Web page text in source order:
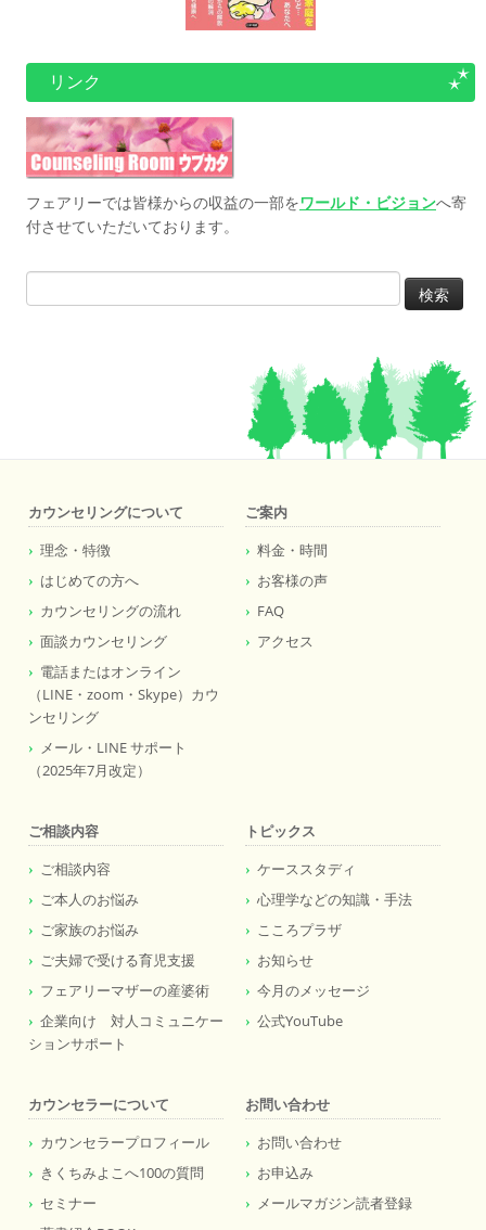
リンク
フェアリーでは皆様からの収益の一部をワールド・ビジョンへ寄
付させていただいております。
検
索:
カウンセリングについて
理念・特徴
はじめての方へ
カウンセリングの流れ
面談カウンセリング
電話またはオンライン
（LINE・zoom・Skype）カウ
ンセリング
メール・LINE サポート
（2025年7月改定）
ご案内
料金・時間
お客様の声
FAQ
アクセス
ご相談内容
ご相談内容
ご本人のお悩み
ご家族のお悩み
ご夫婦で受ける育児支援
フェアリーマザーの産婆術
企業向け 対人コミュニケー
ションサポート
トピックス
ケーススタディ
心理学などの知識・手法
こころプラザ
お知らせ
今月のメッセージ
公式YouTube
カウンセラーについて
カウンセラープロフィール
きくちみよこへ100の質問
セミナー
お問い合わせ
お問い合わせ
お申込み
メールマガジン読者登録